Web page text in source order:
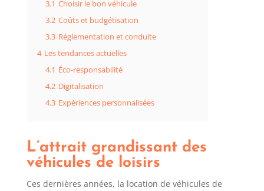
3.1 Choisir le bon véhicule
3.2 Coûts et budgétisation
3.3 Réglementation et conduite
4 Les tendances actuelles
4.1 Éco-responsabilité
4.2 Digitalisation
4.3 Expériences personnalisées
L’attrait grandissant des
véhicules de loisirs
Ces dernières années, la location de véhicules de